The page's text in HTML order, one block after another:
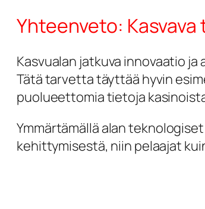
Yhteenveto:
Kasvualan jatkuva innovaatio
Tätä tarvetta täyttää hyvin
puolueettomia tietoja
Ymmärtämällä alan
kehittymisestä, niin pelaajat